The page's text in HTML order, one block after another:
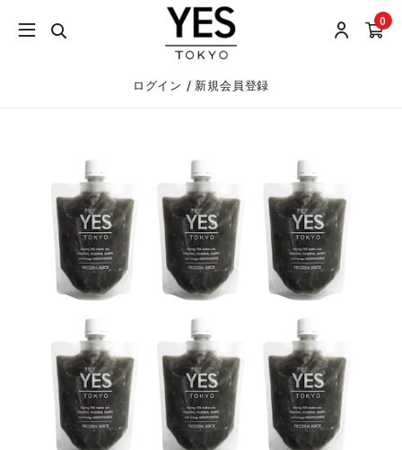
0
ログイン / 新規会員登録